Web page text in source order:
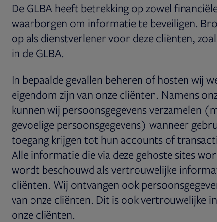
De GLBA heeft betrekking op zowel
waarborgen om informatie te beveiligen.
op als dienstverlener voor deze cliënten,
in de GLBA.
In bepaalde gevallen beheren of hosten wij
eigendom zijn van onze cliënten. Namens
kunnen wij persoonsgegevens verzamelen
gevoelige persoonsgegevens) wanneer
toegang krijgen tot hun accounts of
Alle informatie die via deze gehoste sites
wordt beschouwd als vertrouwelijke
cliënten. Wij ontvangen ook
van onze cliënten. Dit is ook vertrouwelijke
onze cliënten.